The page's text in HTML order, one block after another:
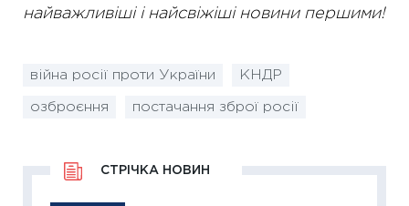
найважливіші і найсвіжіші новини першими!
війна росії проти України КНДР
озброєння постачання зброї росії
СТРІЧКА НОВИН